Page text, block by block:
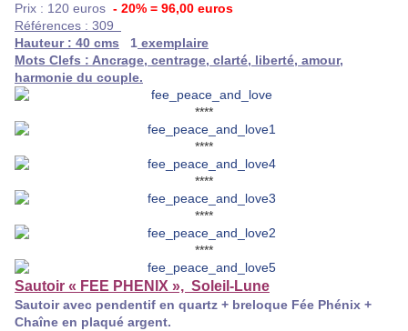
Prix : 120 euros - 20% = 96,00 euros
Références : 309
Hauteur : 40 cms 1 exemplaire
Mots Clefs : Ancrage, centrage, clarté, liberté, amour,
harmonie du couple.
****
****
****
****
****
Sautoir « FEE PHENIX », Soleil-Lune
Sautoir avec pendentif en quartz + breloque Fée Phénix +
Chaîne en plaqué argent.